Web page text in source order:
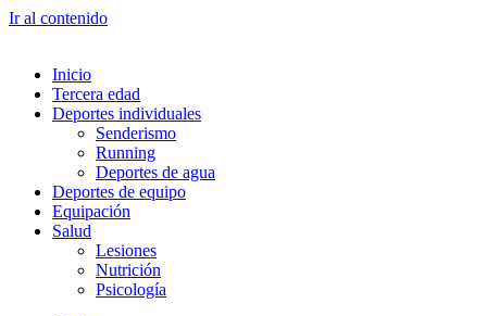
Ir al contenido
Inicio
Tercera edad
Deportes individuales
Senderismo
Running
Deportes de agua
Deportes de equipo
Equipación
Salud
Lesiones
Nutrición
Psicología